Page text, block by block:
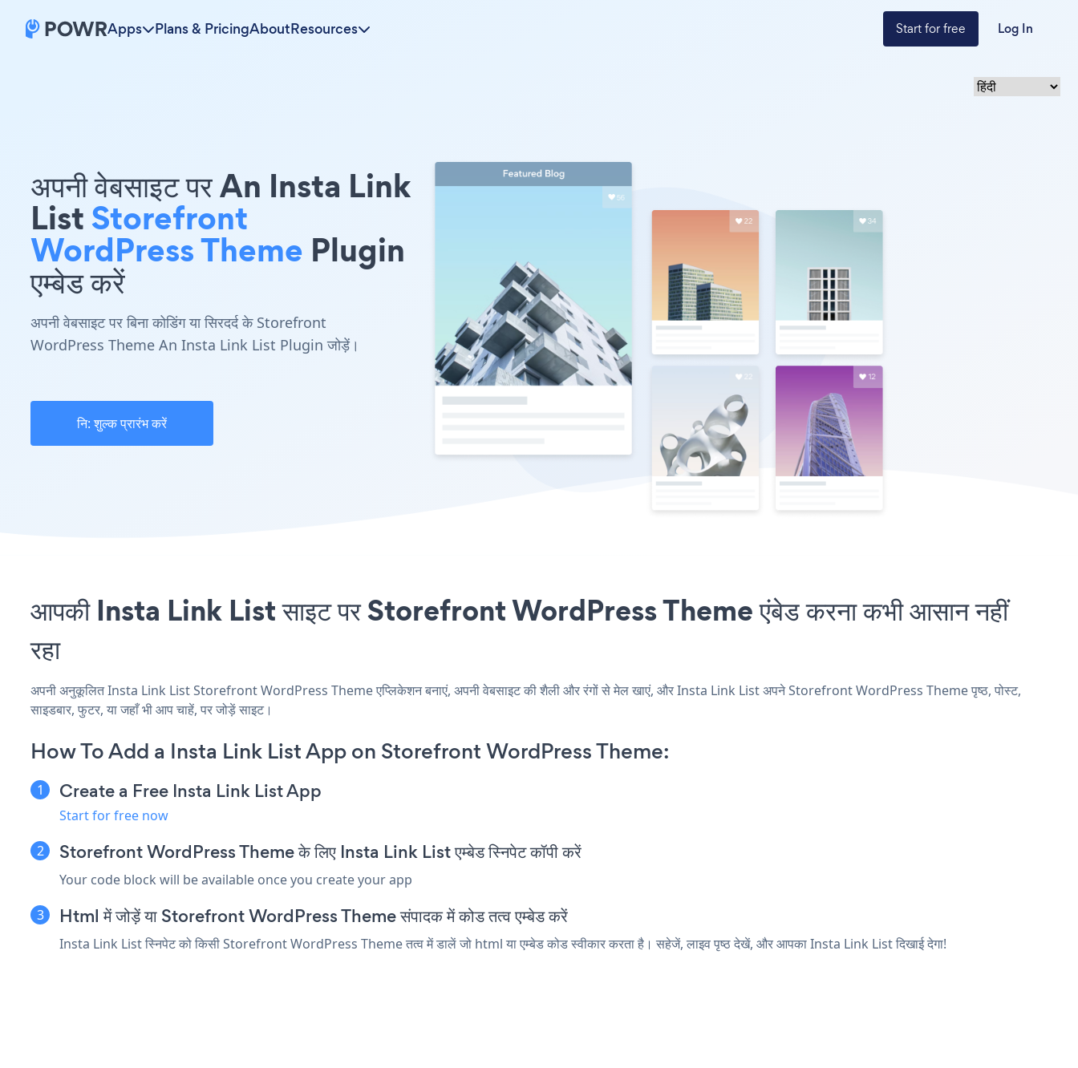
Apps Plans & PricingAboutResources Start for free Log In
अपनी वेबसाइट पर An Insta Link
ListStorefront
WordPress Theme Plugin
एम्बेड करें
अपनी वेबसाइट पर बिना कोडिंग या सिरदर्द के Storefront
WordPress Theme An Insta Link List Plugin जोड़ें।
नि: शुल्क प्रारंभ करें
आपकी Insta Link List साइट पर Storefront WordPress Theme एंबेड करना कभी आसान नहीं
रहा
अपनी अनुकूलित Insta Link List Storefront WordPress Theme एप्लिकेशन बनाएं, अपनी वेबसाइट की शैली और रंगों से मेल खाएं, और Insta Link List अपने Storefront WordPress Theme पृष्ठ, पोस्ट,
साइडबार, फुटर, या जहाँ भी आप चाहें, पर जोड़ें साइट।
How To Add a Insta Link List App on Storefront WordPress Theme:
Create a Free Insta Link List App
Start for free now
Storefront WordPress Theme के लिए Insta Link List एम्बेड स्निपेट कॉपी करें
Your code block will be available once you create your app
Html में जोड़ें या Storefront WordPress Theme संपादक में कोड तत्व एम्बेड करें
Insta Link List स्निपेट को किसी Storefront WordPress Theme तत्व में डालें जो html या एम्बेड कोड स्वीकार करता है। सहेजें, लाइव पृष्ठ देखें, और आपका Insta Link List दिखाई देगा!